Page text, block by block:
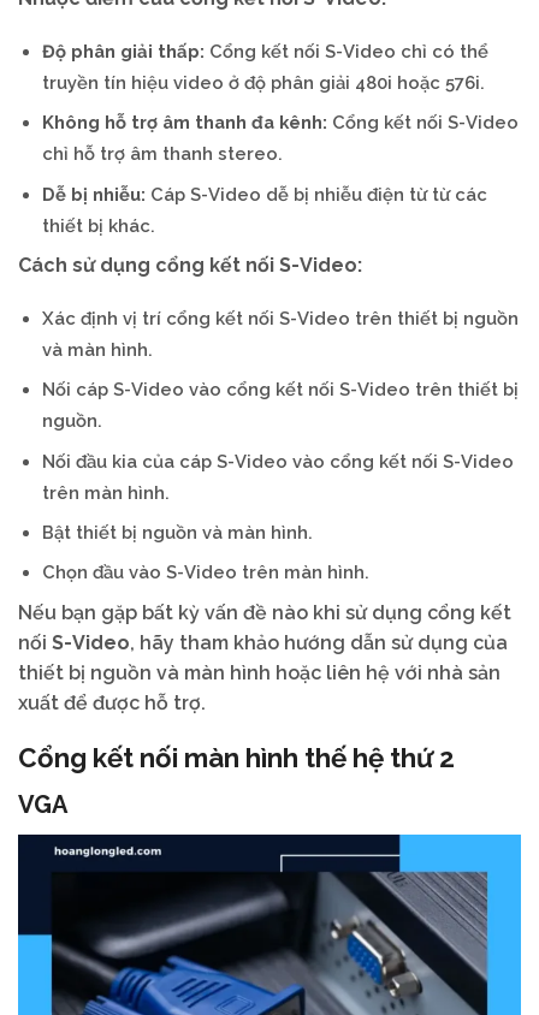
Độ phân giải thấp: Cổng kết nối S-Video chỉ có thể
truyền tín hiệu video ở độ phân giải 480i hoặc 576i.
Không hỗ trợ âm thanh đa kênh: Cổng kết nối S-Video
chỉ hỗ trợ âm thanh stereo.
Dễ bị nhiễu: Cáp S-Video dễ bị nhiễu điện từ từ các
thiết bị khác.
Cách sử dụng cổng kết nối S-Video:
Xác định vị trí cổng kết nối S-Video trên thiết bị nguồn
và màn hình.
Nối cáp S-Video vào cổng kết nối S-Video trên thiết bị
nguồn.
Nối đầu kia của cáp S-Video vào cổng kết nối S-Video
trên màn hình.
Bật thiết bị nguồn và màn hình.
Chọn đầu vào S-Video trên màn hình.
Nếu bạn gặp bất kỳ vấn đề nào khi sử dụng cổng kết
nối S-Video, hãy tham khảo hướng dẫn sử dụng của
thiết bị nguồn và màn hình hoặc liên hệ với nhà sản
xuất để được hỗ trợ.
Cổng kết nối màn hình thế hệ thứ 2
VGA